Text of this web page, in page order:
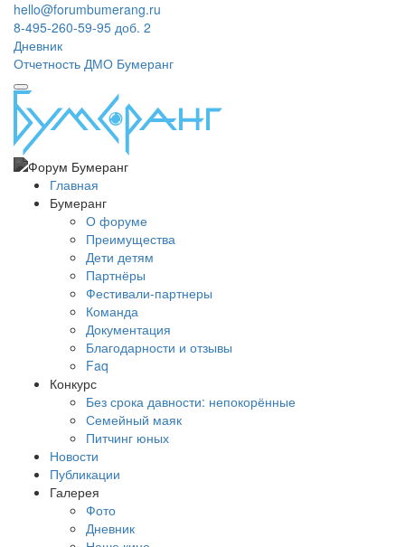
hello@forumbumerang.ru
8-495-260-59-95 доб. 2
Дневник
Отчетность ДМО Бумеранг
Главная
Бумеранг
О форуме
Преимущества
Дети детям
Партнёры
Фестивали-партнеры
Команда
Документация
Благодарности и отзывы
Faq
Конкурс
Без срока давности: непокорённые
Семейный маяк
Питчинг юных
Новости
Публикации
Галерея
Фото
Дневник